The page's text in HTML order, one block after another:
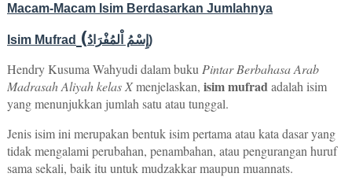
Macam-Macam Isim Berdasarkan Jumlahnya
Isim Mufrad (إِسْمُ اْلمُفْرَادُ )
Hendry Kusuma Wahyudi dalam buku Pintar Berbahasa Arab
Madrasah Aliyah kelas Xmenjelaskan, isim mufradadalah isim
yang menunjukkan jumlah satu atau tunggal.
Jenis isim ini merupakan bentuk isim pertama atau kata dasar yang
tidak mengalami perubahan, penambahan, atau pengurangan huruf
sama sekali, baik itu untuk mudzakkar maupun muannats.